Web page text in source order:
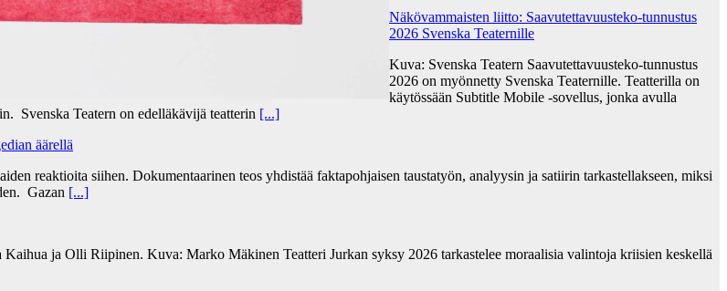
Näkövammaisten liitto: Saavutettavuusteko-tunnustus
2026 Svenska Teaternille
Kuva: Svenska Teatern Saavutettavuusteko-tunnustus
2026 on myönnetty Svenska Teaternille. Teatterilla on
käytössään Subtitle Mobile -sovellus, jonka avulla
Svenska Teatern on edelläkävijä teatterin [...]
äärellä
reaktioita siihen. Dokumentaarinen teos yhdistää faktapohjaisen taustatyön, analyysin ja satiirin tarkastellakseen, miksi
Gazan [...]
ja Olli Riipinen. Kuva: Marko Mäkinen Teatteri Jurkan syksy 2026 tarkastelee moraalisia valintoja kriisien keskellä